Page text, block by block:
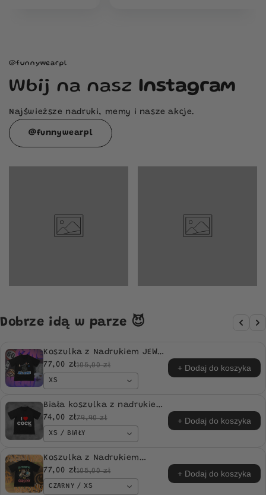
@funnywearpl
Wbij na nasz Instagram
Najświeższe nadruki, memy i nasze akcje.
@funnywearpl
Dobrze idą w parze 😈
Koszulka z Nadrukiem JEW
JITSU Izrael Memiczne
77,00 zł105,00 zł
XS
+ Dodaj do koszyka
Biała koszulka z nadrukiem
I Love COCKtails idealna na
PREZENT
74,00 zł79,90 zł
XS / BIAŁY
+ Dodaj do koszyka
Koszulka z Nadrukiem
BEZROBOTNY ale OBROTNY
Tiktok Mem Zabawne Napisy
Na Prezent Urodziny
77,00 zł105,00 zł
CZARNY / XS
+ Dodaj do koszyka